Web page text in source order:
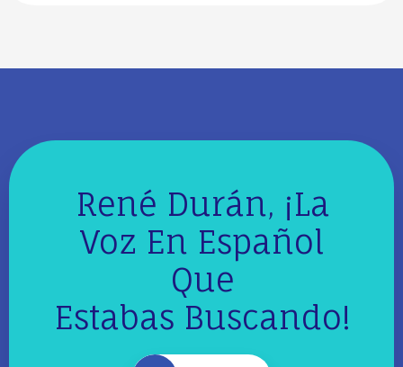
René Durán, ¡La
Voz En Español
Que
Estabas Buscando!